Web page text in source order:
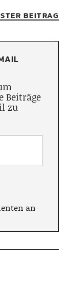
BEITRAG
Beiträge
zu
an